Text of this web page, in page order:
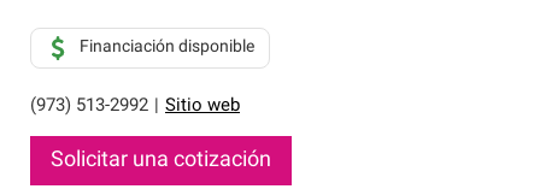
(973) 513-2992 Sitio web
Financiación disponible
Solicitar una cotización